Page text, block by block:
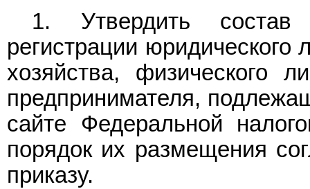
1. Утвердить состав
регистрации юридического
хозяйства, физического
предпринимателя,
сайте Федеральной
порядок их размещения
приказу.